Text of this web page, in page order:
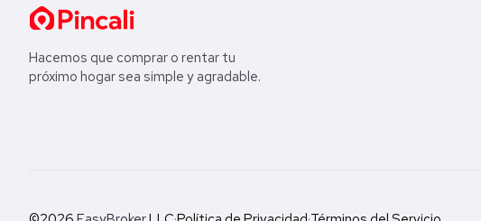
Hacemos que comprar o rentar tu
próximo hogar sea simple y agradable.